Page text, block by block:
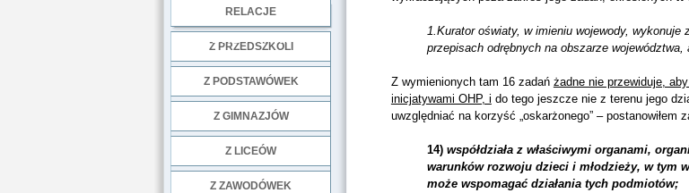
RELACJE
Z PRZEDSZKOLI
Z PODSTAWÓWEK
Z GIMNAZJÓW
Z LICEÓW
Z ZAWODÓWEK
1.Kurator oświaty, w imieniu wojewody,
przepisach odrębnych na obszarze
Z wymienionych tam 16 zadań żadne nie przewiduje,
inicjatywami OHP, i do tego jeszcze nie z terenu jego
uwzględniać na korzyść „oskarżonego” –
14)współdziała z właściwymi organami,
warunków rozwoju dzieci i młodzieży, w tym
może wspomagać działania tych podmiotów;